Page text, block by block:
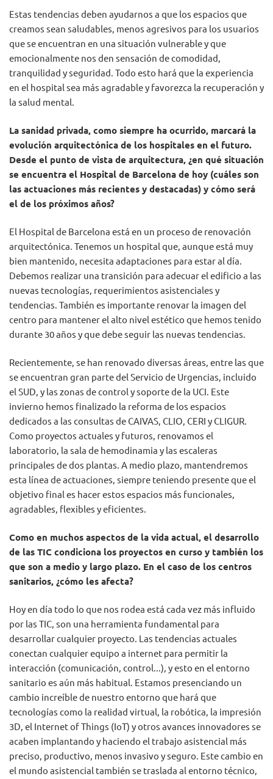
Estas tendencias deben ayudarnos a que los espacios que
creamos sean saludables, menos agresivos para los usuarios
que se encuentran en una situación vulnerable y que
emocionalmente nos den sensación de comodidad,
tranquilidad y seguridad. Todo esto hará que la experiencia
en el hospital sea más agradable y favorezca la recuperación y
la salud mental.
La sanidad privada, como siempre ha ocurrido, marcará la
evolución arquitectónica de los hospitales en el futuro.
Desde el punto de vista de arquitectura, ¿en qué situación
se encuentra el Hospital de Barcelona de hoy (cuáles son
las actuaciones más recientes y destacadas) y cómo será
el de los próximos años?
El Hospital de Barcelona está en un proceso de renovación
arquitectónica. Tenemos un hospital que, aunque está muy
bien mantenido, necesita adaptaciones para estar al día.
Debemos realizar una transición para adecuar el edificio a las
nuevas tecnologías, requerimientos asistenciales y
tendencias. También es importante renovar la imagen del
centro para mantener el alto nivel estético que hemos tenido
durante 30 años y que debe seguir las nuevas tendencias.
Recientemente, se han renovado diversas áreas, entre las que
se encuentran gran parte del Servicio de Urgencias, incluido
el SUD, y las zonas de control y soporte de la UCI. Este
invierno hemos finalizado la reforma de los espacios
dedicados a las consultas de CAIVAS, CLIO, CERI y CLIGUR.
Como proyectos actuales y futuros, renovamos el
laboratorio, la sala de hemodinamia y las escaleras
principales de dos plantas. A medio plazo, mantendremos
esta línea de actuaciones, siempre teniendo presente que el
objetivo final es hacer estos espacios más funcionales,
agradables, flexibles y eficientes.
Como en muchos aspectos de la vida actual, el desarrollo
de las TIC condiciona los proyectos en curso y también los
que son a medio y largo plazo. En el caso de los centros
sanitarios, ¿cómo les afecta?
Hoy en día todo lo que nos rodea está cada vez más influido
por las TIC, son una herramienta fundamental para
desarrollar cualquier proyecto. Las tendencias actuales
conectan cualquier equipo a internet para permitir la
interacción (comunicación, control...), y esto en el entorno
sanitario es aún más habitual. Estamos presenciando un
cambio increíble de nuestro entorno que hará que
tecnologías como la realidad virtual, la robótica, la impresión
3D, el Internet of Things (IoT) y otros avances innovadores se
acaben implantando y haciendo el trabajo asistencial más
preciso, productivo, menos invasivo y seguro. Este cambio en
el mundo asistencial también se traslada al entorno técnico,